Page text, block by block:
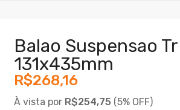
Balao Suspensao
131x435mm
R$268,16
À vista por R$254,75 (5% OFF)